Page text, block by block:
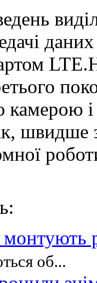
камерою
швидше
об...